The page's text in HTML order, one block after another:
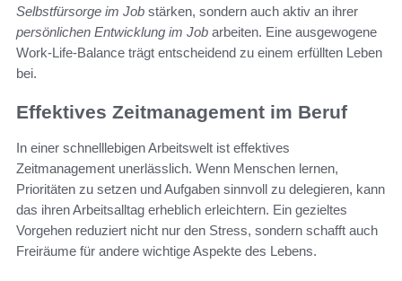
Selbstfürsorge im Job stärken, sondern auch aktiv an ihrer
persönlichen Entwicklung im Job arbeiten. Eine ausgewogene
Work-Life-Balance trägt entscheidend zu einem erfüllten Leben
bei.
Effektives Zeitmanagement im Beruf
In einer schnelllebigen Arbeitswelt ist effektives
Zeitmanagement unerlässlich. Wenn Menschen lernen,
Prioritäten zu setzen und Aufgaben sinnvoll zu delegieren, kann
das ihren Arbeitsalltag erheblich erleichtern. Ein gezieltes
Vorgehen reduziert nicht nur den Stress, sondern schafft auch
Freiräume für andere wichtige Aspekte des Lebens.